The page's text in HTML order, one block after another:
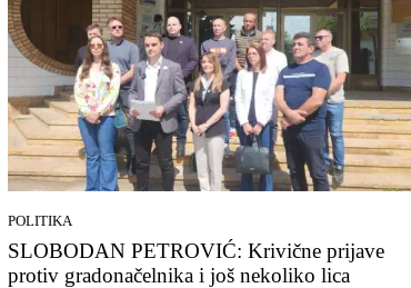
POLITIKA
SLOBODAN PETROVIĆ: Krivične prijave
protiv gradonačelnika i još nekoliko lica